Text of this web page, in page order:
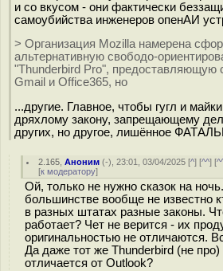
и со вкусом - они фактически
самоубийства инженеров опенАИ
> Организация Mozilla намерена
альтернативную свободо-
"Thunderbird Pro", предоставляющую
Gmail и Office365, но
...другие. Главное, чтобы гугл и
дряхлому закону, запрещающему
других, но другое, лишённое
2.165 ,Аноним (-), 23:01, 03/04/2025 [^] [^^] [
[к модератору]
Ой, только не нужно сказок на
большинстве вообще не известно
в разных штатах разные законы.
работает? Чет не верится - их
оригинальностью не отличаются.
Да даже тот же Thunderbird (не
отличается от Outlook?